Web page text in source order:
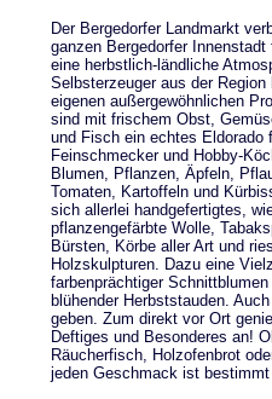
Der Bergedorfer Landmarkt
ganzen Bergedorfer Innenstadt
eine herbstlich-ländliche
Selbsterzeuger aus der Region
eigenen außergewöhnlichen
sind mit frischem Obst,
und Fisch ein echtes Eldorado
Feinschmecker und Hobby-
Blumen, Pflanzen, Äpfeln,
Tomaten, Kartoffeln und
sich allerlei handgefertigtes,
pflanzengefärbte Wolle,
Bürsten, Körbe aller Art und
Holzskulpturen. Dazu eine
farbenprächtiger Schnittblumen
blühender Herbststauden.
geben. Zum direkt vor Ort
Deftiges und Besonderes an!
Räucherfisch, Holzofenbrot
jeden Geschmack ist